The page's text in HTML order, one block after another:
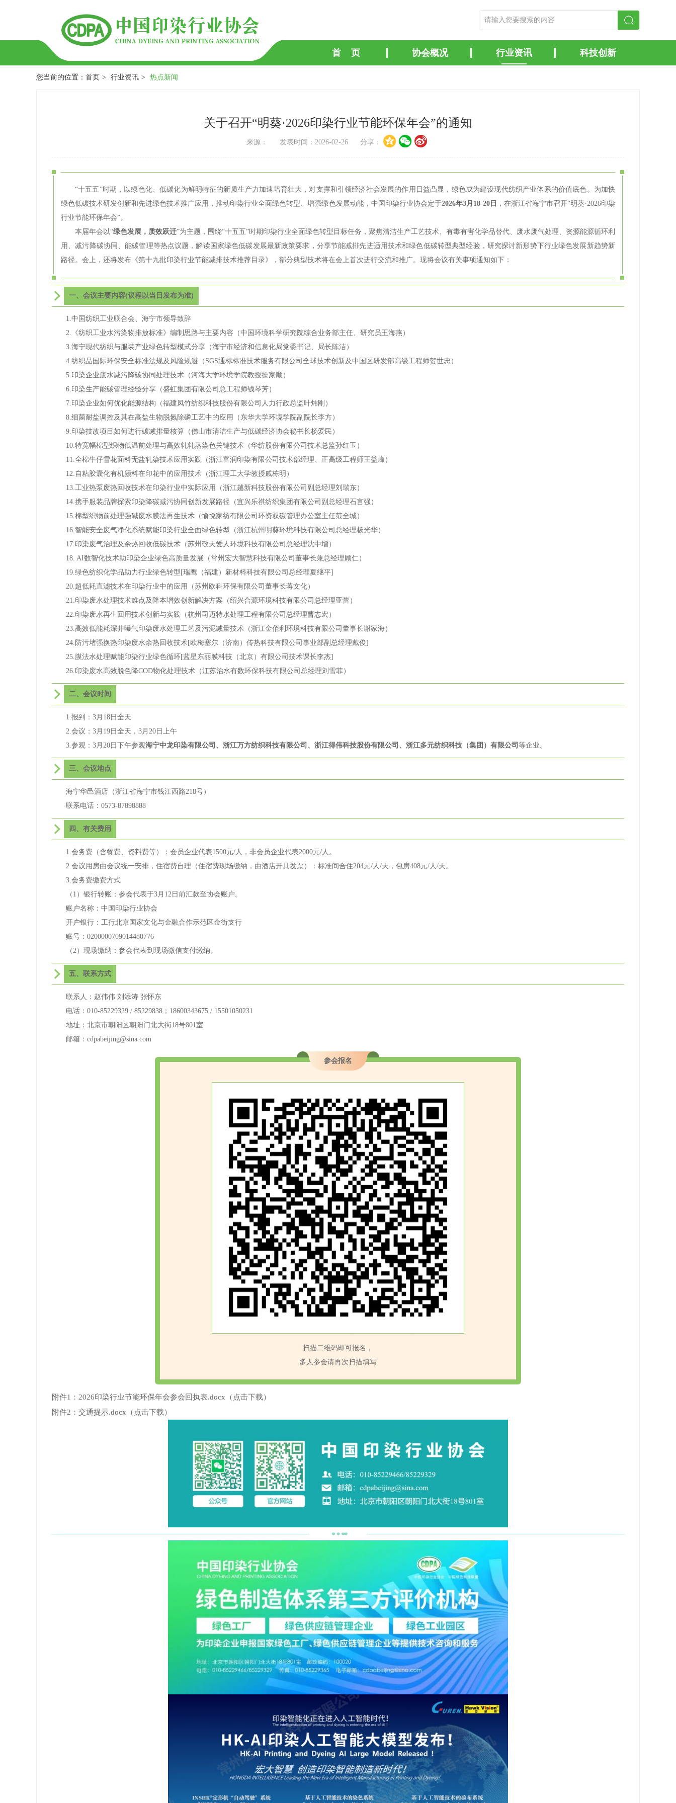
首 页 协会概况 行业资讯 科技创新
您当前的位置： 首页 > 行业资讯 > 热点新闻
关于召开“明葵·2026印染行业节能环保年会”的通知
来源： 发表时间：2026-02-26 分享：
“十五五”时期，以绿色化、低碳化为鲜明特征的新质生产力加速培育壮大，对支撑和引领经济社会发展的作用日益凸显，绿色成为建设现代纺织产业体系的价值底色。为加快
绿色低碳技术研发创新和先进绿色技术推广应用，推动印染行业全面绿色转型、增强绿色发展动能，中国印染行业协会定于2026年3月18-20日 ，在浙江省海宁市召开“明葵·2026印染
行业节能环保年会”。
本届年会以“绿色发展，质效跃迁”为主题，围绕“十五五”时期印染行业全面绿色转型目标任务，聚焦清洁生产工艺技术、有毒有害化学品替代、废水废气处理、资源能源循环利
用、减污降碳协同、能碳管理等热点议题，解读国家绿色低碳发展最新政策要求，分享节能减排先进适用技术和绿色低碳转型典型经验，研究探讨新形势下行业绿色发展新趋势新
路径。会上，还将发布《第十九批印染行业节能减排技术推荐目录》，部分典型技术将在会上首次进行交流和推广。现将会议有关事项通知如下：
一、会议主要内容(议程以当日发布为准)
1.中国纺织工业联合会、海宁市领导致辞
2.《纺织工业水污染物排放标准》编制思路与主要内容（中国环境科学研究院综合业务部主任、研究员王海燕）
3.海宁现代纺织与服装产业绿色转型模式分享（海宁市经济和信息化局党委书记、局长陈洁）
4.纺织品国际环保安全标准法规及风险规避（SGS通标标准技术服务有限公司全球技术创新及中国区研发部高级工程师贺世忠）
5.印染企业废水减污降碳协同处理技术（河海大学环境学院教授操家顺）
6.印染生产能碳管理经验分享（盛虹集团有限公司总工程师钱琴芳）
7.印染企业如何优化能源结构（福建凤竹纺织科技股份有限公司人力行政总监叶炜刚）
8.细菌耐盐调控及其在高盐生物脱氮除磷工艺中的应用（东华大学环境学院副院长李方）
9.印染技改项目如何进行碳减排量核算（佛山市清洁生产与低碳经济协会秘书长杨爱民）
10.特宽幅棉型织物低温前处理与高效轧轧蒸染色关键技术（华纺股份有限公司技术总监孙红玉）
11.全棉牛仔雪花面料无盐轧染技术应用实践（浙江富润印染有限公司技术部经理、正高级工程师王益峰）
12.自粘胶囊化有机颜料在印花中的应用技术（浙江理工大学教授戚栋明）
13.工业热泵废热回收技术在印染行业中实际应用（浙江越新科技股份有限公司副总经理刘瑞东）
14.携手服装品牌探索印染降碳减污协同创新发展路径（宜兴乐祺纺织集团有限公司副总经理石言强）
15.棉型织物前处理强碱废水膜法再生技术（愉悦家纺有限公司环资双碳管理办公室主任范全城）
16.智能安全废气净化系统赋能印染行业全面绿色转型（浙江杭州明葵环境科技有限公司总经理杨光华）
17.印染废气治理及余热回收低碳技术（苏州敬天爱人环境科技有限公司总经理沈中增）
18. AI数智化技术助印染企业绿色高质量发展（常州宏大智慧科技有限公司董事长兼总经理顾仁）
19.绿色纺织化学品助力行业绿色转型[瑞鹰（福建）新材料科技有限公司总经理夏继平]
20.超低耗直滤技术在印染行业中的应用（苏州欧科环保有限公司董事长蒋文化）
21.印染废水处理技术难点及降本增效创新解决方案（绍兴合源环境科技有限公司总经理亚蕾）
22.印染废水再生回用技术创新与实践（杭州司迈特水处理工程有限公司总经理曹志宏）
23.高效低能耗深井曝气印染废水处理工艺及污泥减量技术（浙江金佰利环境科技有限公司董事长谢家海）
24.防污堵强换热印染废水余热回收技术[欧梅塞尔（济南）传热科技有限公司事业部副总经理戴俊]
25.膜法水处理赋能印染行业绿色循环[蓝星东丽膜科技（北京）有限公司技术课长李杰]
26.印染废水高效脱色降COD物化处理技术（江苏治水有数环保科技有限公司总经理刘雪菲）
二、会议时间
1.报到：3月18日全天
2.会议：3月19日全天，3月20日上午
3.参观：3月20日下午参观海宁中龙印染有限公司、浙江万方纺织科技有限公司、浙江得伟科技股份有限公司、浙江多元纺织科技（集团）有限公司 等企业。
三、会议地点
海宁华邑酒店（浙江省海宁市钱江西路218号）
联系电话：0573-87898888
四、有关费用
1.会务费（含餐费、资料费等）：会员企业代表1500元/人，非会员企业代表2000元/人。
2.会议用房由会议统一安排，住宿费自理（住宿费现场缴纳，由酒店开具发票）：标准间合住204元/人/天，包房408元/人/天。
3.会务费缴费方式
（1）银行转账：参会代表于3月12日前汇款至协会账户。
账户名称：中国印染行业协会
开户银行：工行北京国家文化与金融合作示范区金街支行
账号：0200000709014480776
（2）现场缴纳：参会代表到现场微信支付缴纳。
五、联系方式
联系人：赵伟伟 刘添涛 张怀东
电话：010-85229329 / 85229838；18600343675 / 15501050231
地址：北京市朝阳区朝阳门北大街18号801室
邮箱：cdpabeijing@sina.com
参会报名
扫描二维码即可报名，
多人参会请再次扫描填写
附件1：2026印染行业节能环保年会参会回执表.docx （点击下载）
附件2：交通提示.docx （点击下载）